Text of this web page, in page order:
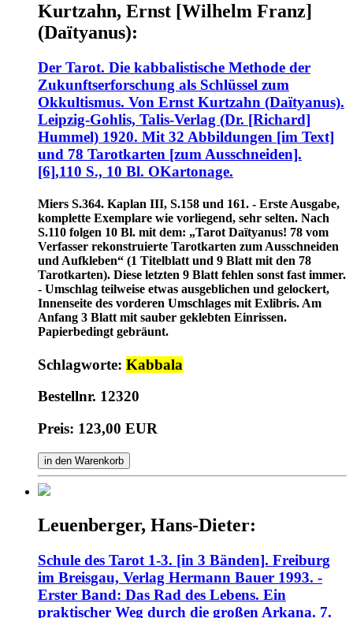
Kurtzahn, Ernst [Wilhelm Franz]
(Daïtyanus):
Der Tarot. Die kabbalistische Methode der
Zukunftserforschung als Schlüssel zum
Okkultismus. Von Ernst Kurtzahn (Daïtyanus).
Leipzig-Gohlis, Talis-Verlag (Dr. [Richard]
Hummel) 1920. Mit 32 Abbildungen [im Text]
und 78 Tarotkarten [zum Ausschneiden].
[6],110 S., 10 Bl. OKartonage.
Miers S.364. Kaplan III, S.158 und 161. - Erste Ausgabe,
komplette Exemplare wie vorliegend, sehr selten. Nach
S.110 folgen 10 Bl. mit dem: „Tarot Daïtyanus! 78 vom
Verfasser rekonstruierte Tarotkarten zum Ausschneiden
und Aufkleben“ (1 Titelblatt und 9 Blatt mit den 78
Tarotkarten). Diese letzten 9 Blatt fehlen sonst fast immer.
- Umschlag teilweise etwas ausgeblichen und gelockert,
Innenseite des vorderen Umschlages mit Exlibris. Am
Anfang 3 Blatt mit sauber geklebten Einrissen.
Papierbedingt gebräunt.
Schlagworte: Kabbala
Bestellnr. 12320
Preis: 123,00 EUR
in den Warenkorb
Leuenberger, Hans-Dieter:
Schule des Tarot 1-3. [in 3 Bänden]. Freiburg
im Breisgau, Verlag Hermann Bauer 1993. -
Erster Band: Das Rad des Lebens. Ein
praktischer Weg durch die großen Arkana. 7.